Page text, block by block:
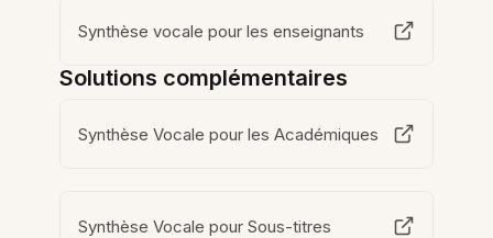
Synthèse vocale pour les enseignants
Solutions complémentaires
Synthèse Vocale pour les Académiques
Synthèse Vocale pour Sous-titres